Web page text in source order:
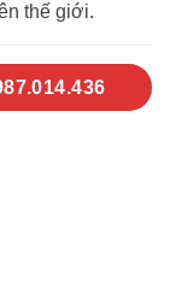
thế giới.